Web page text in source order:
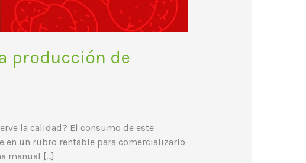
producción de
la calidad? El consumo de este
en un rubro rentable para comercializarlo
manual […]